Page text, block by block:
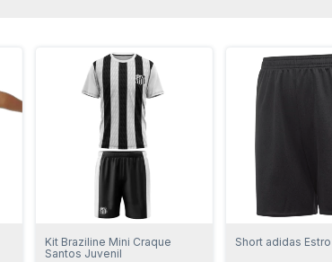
Kit Braziline Mini Craque
Santos Juvenil
Short adidas